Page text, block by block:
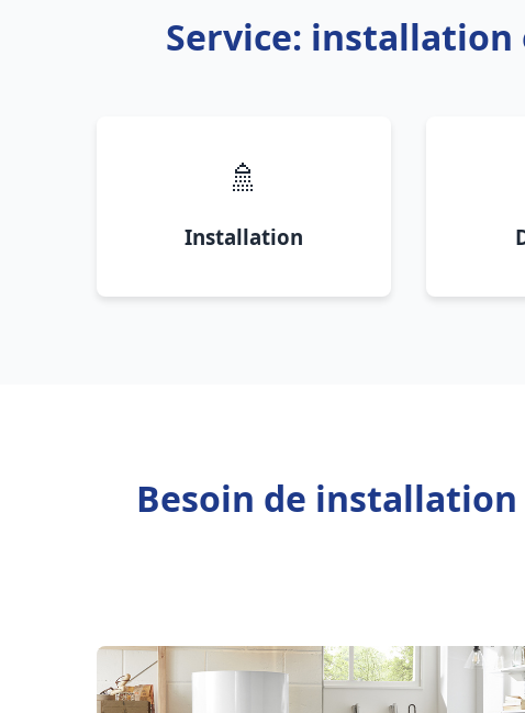
Service: installation
🚿
Installation
Besoin de installation